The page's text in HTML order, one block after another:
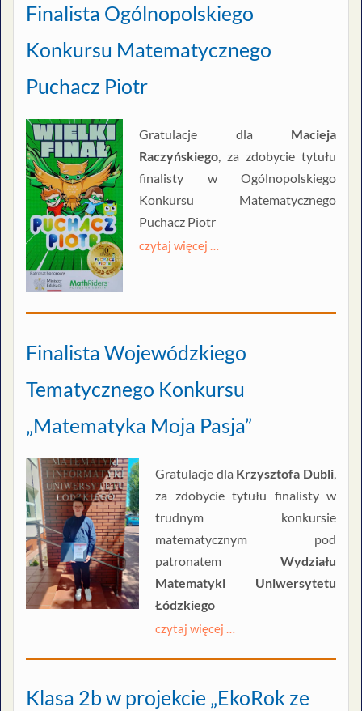
Finalista Ogólnopolskiego
Konkursu Matematycznego
Puchacz Piotr
Gratulacje dla Macieja
Raczyńskiego, za zdobycie tytułu
finalisty w Ogólnopolskiego
Konkursu Matematycznego
Puchacz Piotr
czytaj więcej …
Finalista Wojewódzkiego
Tematycznego Konkursu
„Matematyka Moja Pasja”
Gratulacje dla Krzysztofa Dubli
za zdobycie tytułu finalisty w
trudnym konkursie
matematycznym pod
patronatem Wydziału
Matematyki Uniwersytetu
Łódzkiego
czytaj więcej …
Klasa 2b w projekcie „EkoRok ze